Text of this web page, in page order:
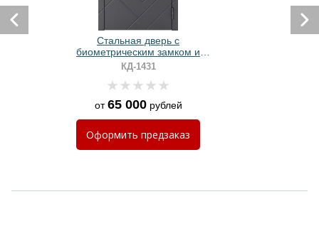
Стальная дверь с
биометрическим замком и
фрезерованными плитами МДФ
графит
КД-1431
от65 000рублей
Оформить предзаказ